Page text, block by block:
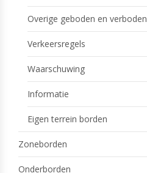
Overige geboden en verboden
Verkeersregels
Waarschuwing
Informatie
Eigen terrein borden
Zoneborden
Onderborden